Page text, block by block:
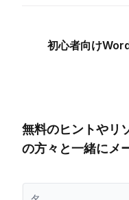
初心者向け
無料のヒントやリ
の方々と一緒にメ